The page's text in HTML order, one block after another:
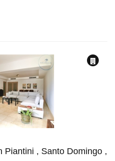
Piantini , Santo Domingo ,